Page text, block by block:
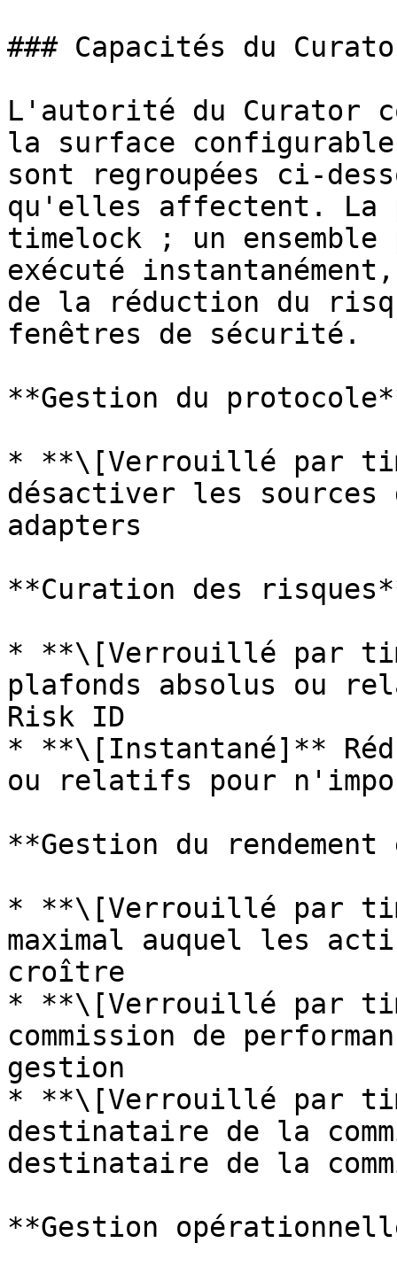
### Capacités du
L'autorité du Curator
la surface
sont regroupées ci-
qu'elles affectent. La
timelock ; un
exécuté
de la réduction du
fenêtres de sécurité.
**Gestion du
* **\[Verrouillé par
désactiver les sources
adapters
**Curation des
* **\[Verrouillé par
plafonds absolus ou
Risk ID
* **\[Instantané]**
ou relatifs pour
**Gestion du
* **\[Verrouillé par
maximal auquel les
croître
* **\[Verrouillé par
commission de
gestion
* **\[Verrouillé par
destinataire de la
destinataire de la
**Gestion